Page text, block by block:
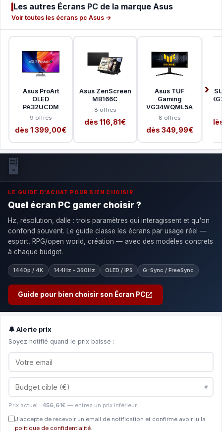
Les autres Écrans PC de la marque Asus
Voir toutes les écrans pc Asus →
Asus ProArt
OLED
PA32UCDM
9 offres
dès 1 399,00€
Asus ZenScreen
MB166C
8 offres
dès 116,81€
Asus TUF
Gaming
VG34WQML5A
8 offres
dès 349,99€
🖥️
LE GUIDE D'ACHAT POUR BIEN CHOISIR
Quel écran PC gamer choisir ?
Hz, résolution, dalle : trois paramètres qui interagissent et qu'on
confond souvent. Le guide classe les écrans par usage réel —
esport, RPG/open world, création — avec des modèles concrets
à chaque budget.
1440p / 4K 144Hz – 360Hz OLED / IPS G-Sync / FreeSync
Guide pour bien choisir son Écran PC
🔔 Alerte prix
Soyez notifié quand le prix baisse :
€
Prix actuel : 456,61€ — entrez un prix inférieur
J'accepte de recevoir un email de notification et confirme avoir lu la
politique de confidentialité.